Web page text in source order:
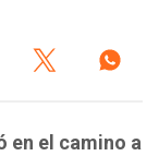
en el camino a